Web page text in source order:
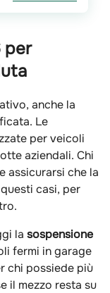
per
anche la
Le
per veicoli
aziendali. Chi
assicurarsi che la
casi, per
la sospensione
fermi in garage
chi possiede più
il mezzo resta su